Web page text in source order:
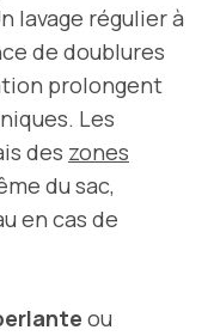
lavage régulier à
de doublures
prolongent
Les
des zones
du sac,
en cas de
ou